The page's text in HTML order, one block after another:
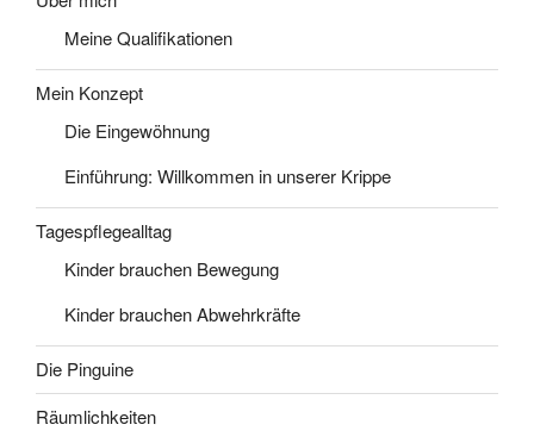
Meine Qualifikationen
Mein Konzept
Die Eingewöhnung
Einführung: Willkommen in unserer Krippe
Tagespflegealltag
Kinder brauchen Bewegung
Kinder brauchen Abwehrkräfte
Die Pinguine
Räumlichkeiten